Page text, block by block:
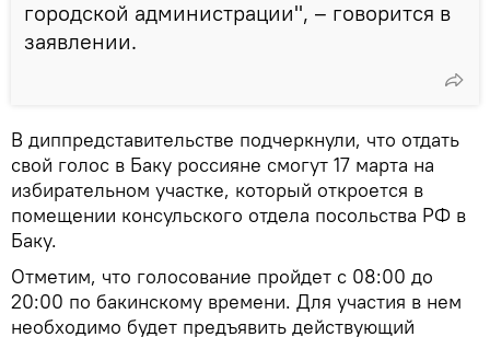
городской администрации", – говорится в
заявлении.
В диппредставительстве подчеркнули, что отдать
свой голос в Баку россияне смогут 17 марта на
избирательном участке, который откроется в
помещении консульского отдела посольства РФ в
Баку.
Отметим, что голосование пройдет с 08:00 до
20:00 по бакинскому времени. Для участия в нем
необходимо будет предъявить действующий